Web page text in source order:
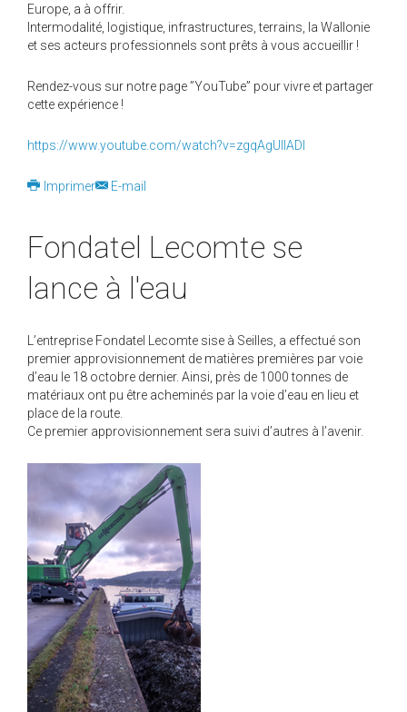
Europe, a à offrir.
Intermodalité, logistique, infrastructures, terrains, la Wallonie
et ses acteurs professionnels sont prêts à vous accueillir !
Rendez-vous sur notre page ”YouTube” pour vivre et partager
cette expérience !
https://www.youtube.com/watch?v=zgqAgUllADI
Imprimer E-mail
Fondatel Lecomte se
lance à l'eau
L’entreprise Fondatel Lecomte sise à Seilles, a effectué son
premier approvisionnement de matières premières par voie
d’eau le 18 octobre dernier. Ainsi, près de 1000 tonnes de
matériaux ont pu être acheminés par la voie d’eau en lieu et
place de la route.
Ce premier approvisionnement sera suivi d’autres à l’avenir.